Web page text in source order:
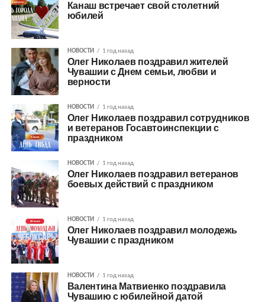
Канаш встречает свой столетний
юбилей
НОВОСТИ 1 год назад
Олег Николаев поздравил жителей
Чувашии с Днем семьи, любви и
верности
НОВОСТИ 1 год назад
Олег Николаев поздравил сотрудников
и ветеранов Госавтоинспекции с
праздником
НОВОСТИ 1 год назад
Олег Николаев поздравил ветеранов
боевых действий с праздником
НОВОСТИ 1 год назад
Олег Николаев поздравил молодежь
Чувашии с праздником
НОВОСТИ 1 год назад
Валентина Матвиенко поздравила
Чувашию с юбилейной датой